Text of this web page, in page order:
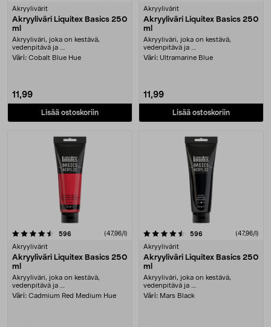
Akryylivärit
Akryyliväri Liquitex Basics 250
ml
Akryyliväri, joka on kestävä,
vedenpitävä ja ....
Väri: Cobalt Blue Hue
11,99
Lisää ostoskoriin
Akryylivärit
Akryyliväri Liquitex Basics 250
ml
Akryyliväri, joka on kestävä,
vedenpitävä ja ....
Väri: Ultramarine Blue
11,99
Lisää ostoskoriin
596 (47,96/l)
Akryylivärit
Akryyliväri Liquitex Basics 250
ml
Akryyliväri, joka on kestävä,
vedenpitävä ja ....
Väri: Cadmium Red Medium Hue
4.5 viidestä tähdestä 596 (47,96/l)
Akryylivärit
Akryyliväri Liquitex Basics 250
ml
Akryyliväri, joka on kestävä,
vedenpitävä ja ....
Väri: Mars Black